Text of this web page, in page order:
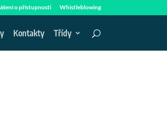
o přístupnosti Whistleblowing
Kontakty Třídy